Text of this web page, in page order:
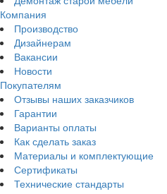
Компания
Производство
Дизайнерам
Вакансии
Новости
Покупателям
Отзывы наших заказчиков
Гарантии
Варианты оплаты
Как сделать заказ
Материалы и комплектующие
Сертификаты
Технические стандарты